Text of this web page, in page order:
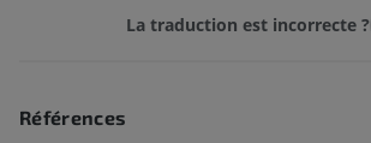
La traduction est incorrecte ?
Références